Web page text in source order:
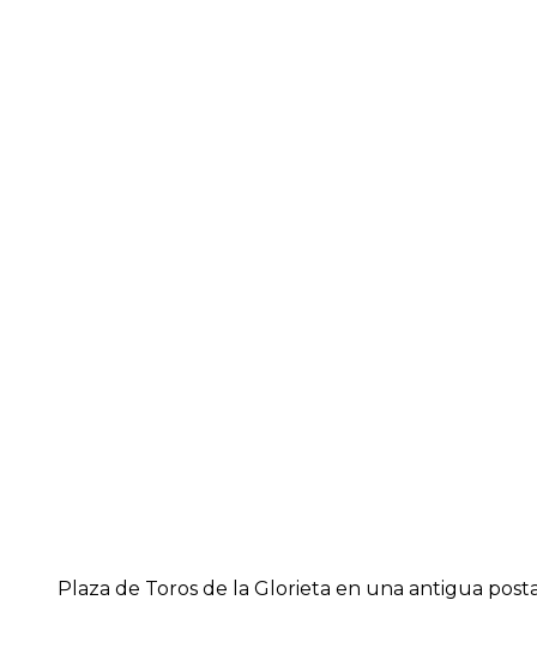
Plaza de Toros de la Glorieta en una antigua